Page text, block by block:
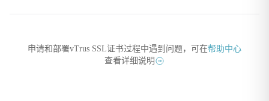
申请和部署vTrus SSL证书过程中遇到问题，可在帮助中心
查看详细说明